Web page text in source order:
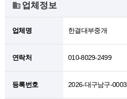
업체정보
업체명 한결대부중개
연락처 010-8029-2499
등록번호 2026-대구남구-0003